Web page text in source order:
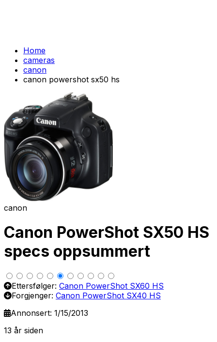
Home
cameras
canon
canon powershot sx50 hs
canon
Canon PowerShot SX50 HS
specs oppsummert
Ettersfølger: Canon PowerShot SX60 HS
Forgjenger: Canon PowerShot SX40 HS
Annonsert: 1/15/2013
13 år siden